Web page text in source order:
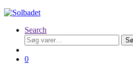
Search
Søg
efter:
0